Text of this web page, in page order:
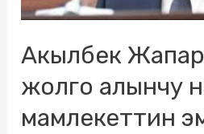
Акылбек
жолго алынчу
мамлекеттин